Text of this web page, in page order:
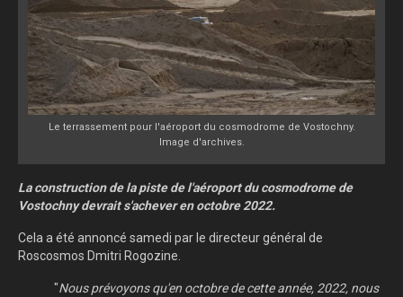
Le terrassement pour l'aéroport du cosmodrome de Vostochny.
Image d'archives.
La construction de la piste de l'aéroport du cosmodrome de
Vostochny devrait s'achever en octobre 2022.
Cela a été annoncé samedi par le directeur général de
Roscosmos Dmitri Rogozine.
"Nous prévoyons qu'en octobre de cette année, 2022, nous